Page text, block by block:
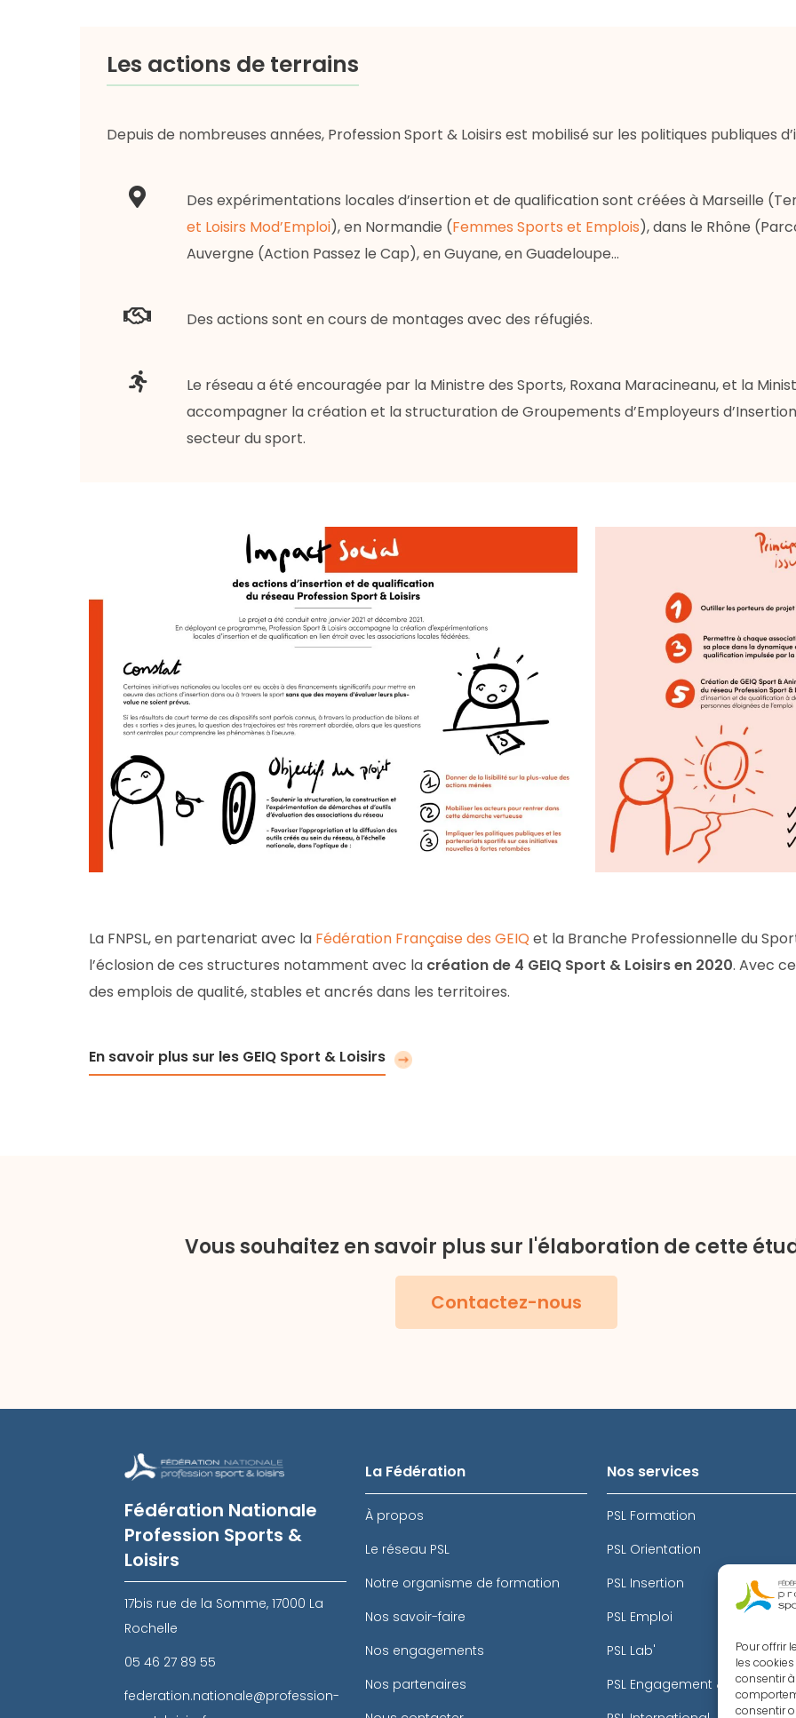
Pour offrir
les
consentir
consentir
Les actions de terrains
Depuis de nombreuses années, Profession Sport & Loisirs est mobilisé sur les politiques publiques
Des expérimentations locales d’insertion et de qualification sont créées à Marseille
et Loisirs Mod’Emploi), en Normandie (Femmes Sports et Emplois), dans le Rhône
Auvergne (Action Passez le Cap), en Guyane, en Guadeloupe…
Des actions sont en cours de montages avec des réfugiés.
Le réseau a été encouragée par la Ministre des Sports, Roxana Maracineanu, et la
accompagner la création et la structuration de Groupements d’Employeurs
secteur du sport.
La FNPSL, en partenariat avec la Fédération Française des GEIQ et la Branche Professionnelle du
l’éclosion de ces structures notamment avec la création de 4 GEIQ Sport & Loisirs en 2020. Avec
des emplois de qualité, stables et ancrés dans les territoires.
En savoir plus sur les GEIQ Sport & Loisirs
Vous souhaitez en savoir plus sur l'élaboration de cette
Contactez-nous
Fédération Nationale
Profession Sports &
Loisirs
17bis rue de la Somme, 17000 La
Rochelle
05 46 27 89 55
federation.nationale@profession-
La Fédération
À propos
Le réseau PSL
Notre organisme de formation
Nos savoir-faire
Nos engagements
Nos partenaires
Nos services
PSL Formation
PSL Orientation
PSL Insertion
PSL Emploi
PSL Lab'
PSL Engagement &